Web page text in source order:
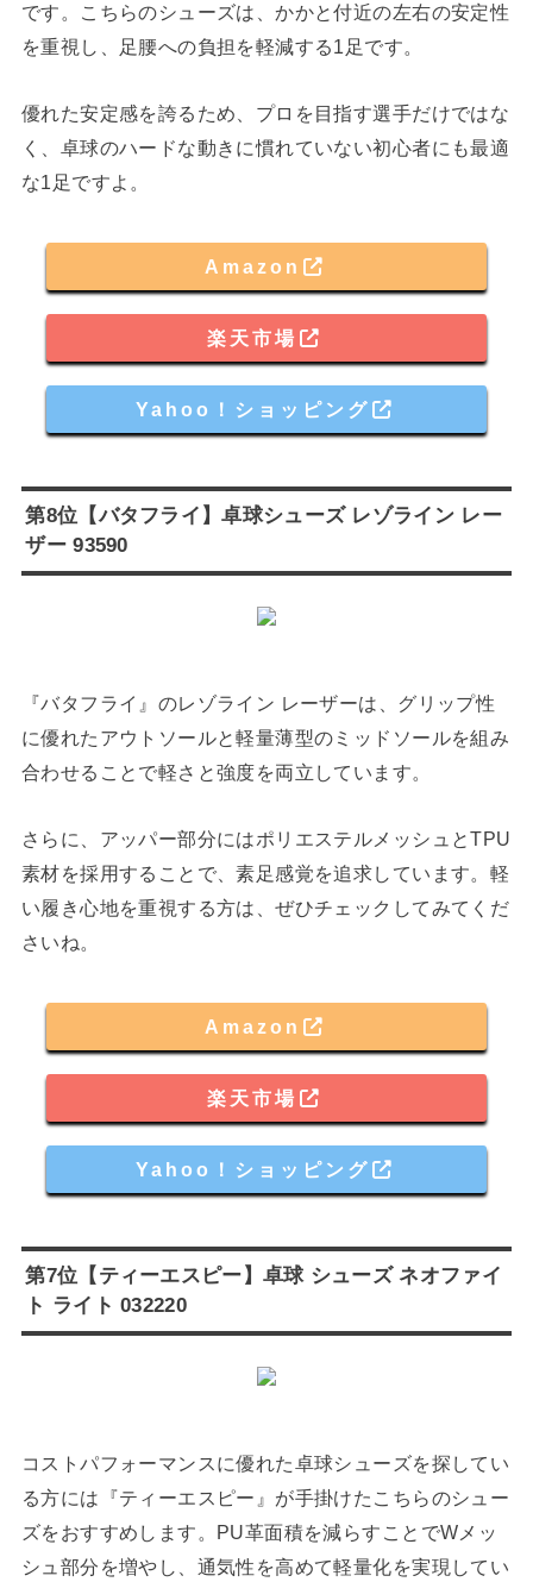
です。こちらのシューズは、かかと付近の左右の安定性
を重視し、足腰への負担を軽減する1足です。
優れた安定感を誇るため、プロを目指す選手だけではな
く、卓球のハードな動きに慣れていない初心者にも最適
な1足ですよ。
Amazon
楽天市場
Yahoo！ショッピング
第8位【バタフライ】卓球シューズ レゾライン レー
ザー 93590
『バタフライ』のレゾライン レーザーは、グリップ性
に優れたアウトソールと軽量薄型のミッドソールを組み
合わせることで軽さと強度を両立しています。
さらに、アッパー部分にはポリエステルメッシュとTPU
素材を採用することで、素足感覚を追求しています。軽
い履き心地を重視する方は、ぜひチェックしてみてくだ
さいね。
Amazon
楽天市場
Yahoo！ショッピング
第7位【ティーエスピー】卓球 シューズ ネオファイ
ト ライト 032220
コストパフォーマンスに優れた卓球シューズを探してい
る方には『ティーエスピー』が手掛けたこちらのシュー
ズをおすすめします。PU革面積を減らすことでWメッ
シュ部分を増やし、通気性を高めて軽量化を実現してい